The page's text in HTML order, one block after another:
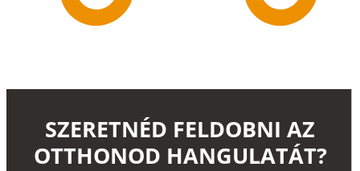
SZERETNÉD FELDOBNI AZ
OTTHONOD HANGULATÁT?